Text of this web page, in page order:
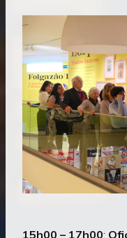
15h00 – 17h00: